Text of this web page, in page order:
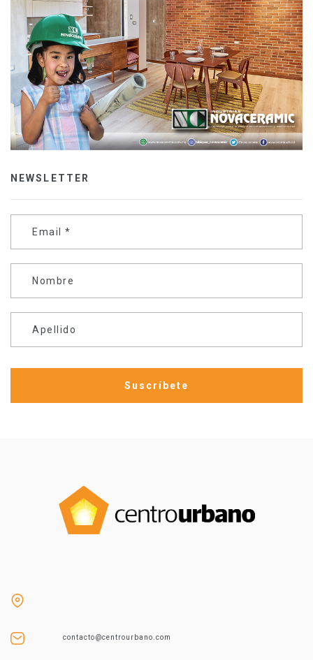
NEWSLETTER
Email *
Nombre
Apellido
contacto@centrourbano.com